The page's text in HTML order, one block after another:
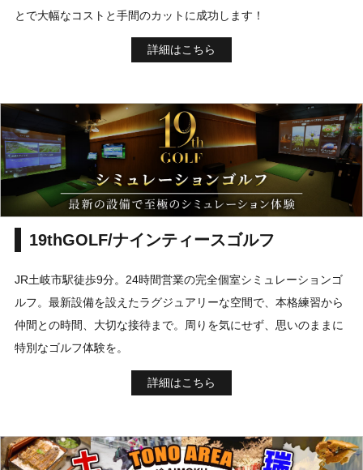
とで大幅なコストと手間のカットに成功します！
詳細はこちら
19thGOLF/ナインティースゴルフ
JR土岐市駅徒歩9分。24時間営業の完全個室シミュレーションゴ
ルフ。最新設備を設えたラグジュアリーな空間で、本格練習から
仲間との時間、大切な接待まで。周りを気にせず、思いのままに
特別なゴルフ体験を。
詳細はこちら